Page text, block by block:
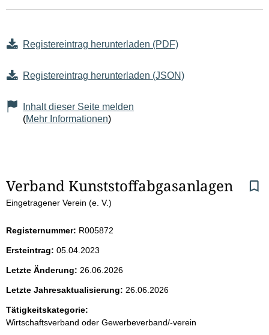
Registereintrag herunterladen (PDF)
Registereintrag herunterladen (JSON)
Inhalt dieser Seite melden
(Mehr Informationen)
S
e
i
t
e
n
Verband Kunststoffabgasanlagen
Eingetragener Verein (e. V.)
Registernummer: R005872
Ersteintrag: 05.04.2023
Letzte Änderung: 26.06.2026
Letzte Jahresaktualisierung: 26.06.2026
Tätigkeitskategorie:
Wirtschaftsverband oder Gewerbeverband/-verein